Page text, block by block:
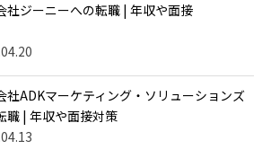
社ジーニーへの転職 | 年収や面接
社ADKマーケティング・ソリューションズ
職 | 年収や面接対策